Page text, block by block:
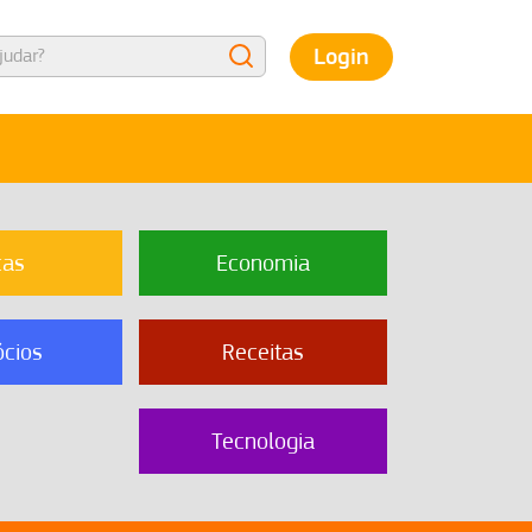
Login
Economia
Receitas
Tecnologia